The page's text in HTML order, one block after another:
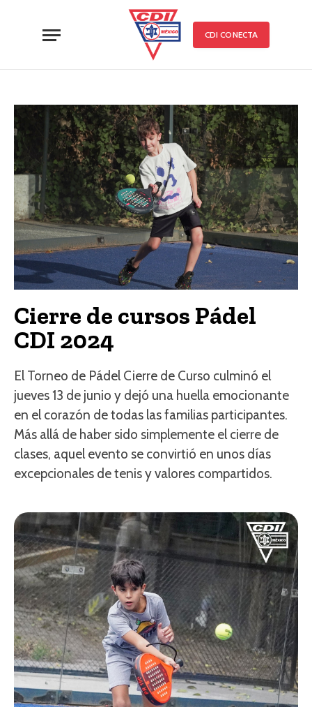
CDI CONECTA
Cierre de cursos Pádel
CDI 2024
El Torneo de Pádel Cierre de Curso culminó el
jueves 13 de junio y dejó una huella emocionante
en el corazón de todas las familias participantes.
Más allá de haber sido simplemente el cierre de
clases, aquel evento se convirtió en unos días
excepcionales de tenis y valores compartidos.